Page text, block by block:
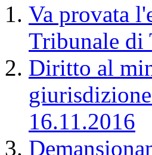
Va provata
Tribunale di
Diritto al
16.11.2016